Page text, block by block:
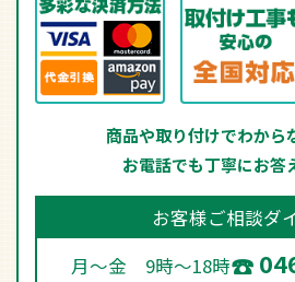
商品や取り付けでわから
お電話でも丁寧にお答
お客様ご相談ダ
月～金 9時～18時